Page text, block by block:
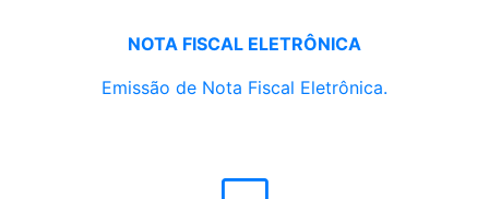
NOTA FISCAL ELETRÔNICA
Emissão de Nota Fiscal Eletrônica.